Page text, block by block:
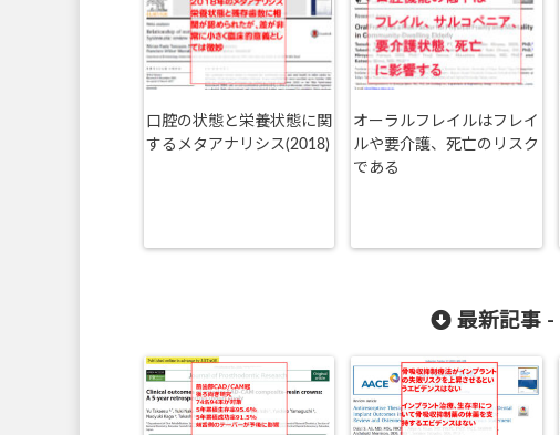
口腔の状態と栄養状態に関
するメタアナリシス(2018)
オーラルフレイルはフレイ
ルや要介護、死亡のリスク
である
最新記事 -